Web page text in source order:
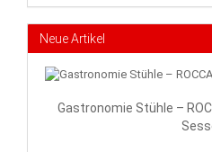
EIN.
Neue Artikel
Gastronomie Stühle –